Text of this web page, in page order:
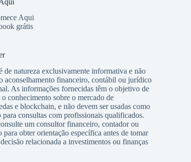
Aqui
grátis
de natureza exclusivamente informativa e não
aconselhamento financeiro, contábil ou jurídico
As informações fornecidas têm o objetivo de
o conhecimento sobre o mercado de
e blockchain, e não devem ser usadas como
para consultas com profissionais qualificados.
um consultor financeiro, contador ou
para obter orientação específica antes de tomar
relacionada a investimentos ou finanças